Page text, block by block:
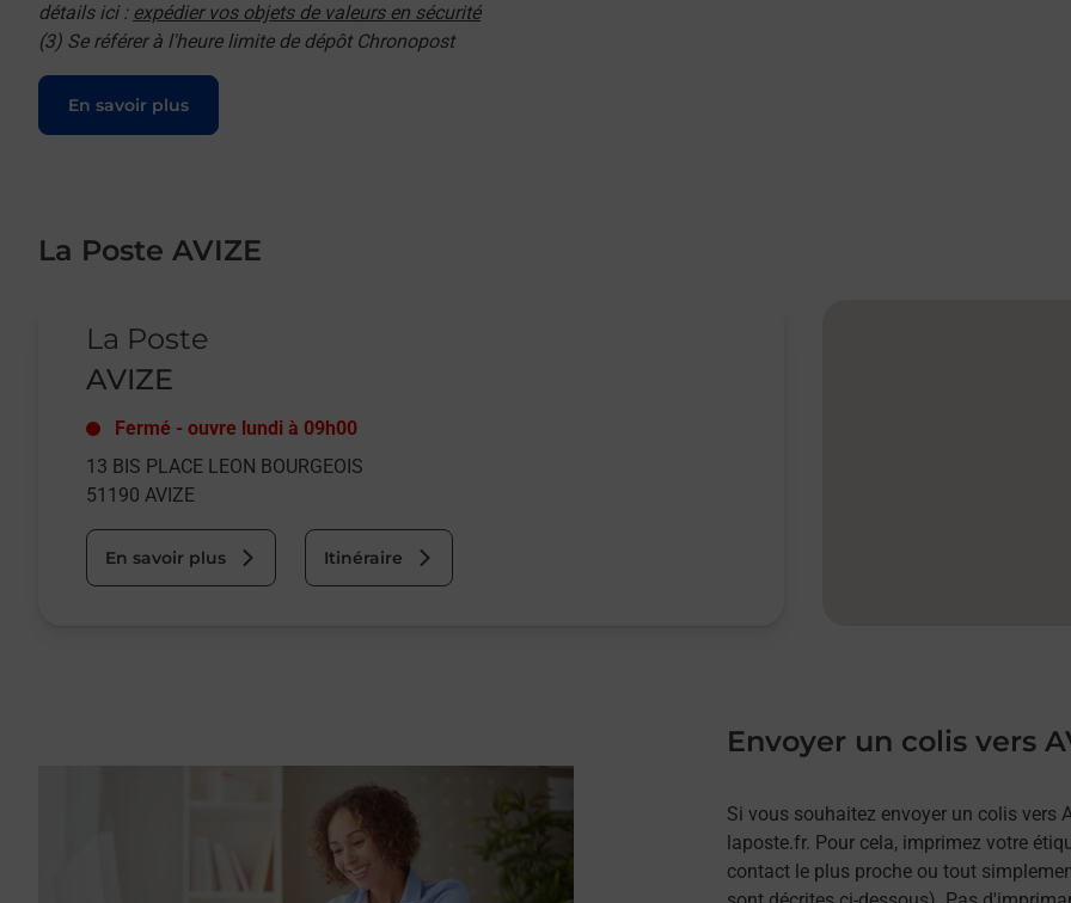
détails ici : expédier vos objets de valeurs en sécurité
(3) Se référer à l'heure limite de dépôt Chronopost
En savoir plus
Le lien s'ouvre dans un nouvel onglet
La Poste AVIZE
La Poste
AVIZE
Fermé - ouvre lundi à 09h00
13 BIS PLACE LEON BOURGEOIS
51190 AVIZE
En savoir plus Itinéraire
Envoyer un colis vers
Si vous souhaitez envoyer un colis vers
laposte.fr. Pour cela, imprimez votre
contact le plus proche ou tout